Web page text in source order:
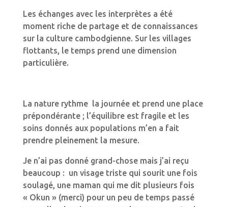
Les échanges avec les interprètes a été
moment riche de partage et de connaissances
sur la culture cambodgienne. Sur les villages
flottants, le temps prend une dimension
particulière.
La nature rythme la journée et prend une place
prépondérante ; l’équilibre est fragile et les
soins donnés aux populations m’en a fait
prendre pleinement la mesure.
Je n’ai pas donné grand-chose mais j’ai reçu
beaucoup : un visage triste qui sourit une fois
soulagé, une maman qui me dit plusieurs fois
« Okun » (merci) pour un peu de temps passé